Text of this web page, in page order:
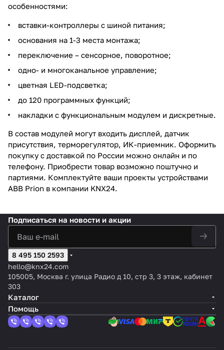
особенностями:
вставки-контроллеры с шиной питания;
основания на 1-3 места монтажа;
переключение – сенсорное, поворотное;
одно- и многоканальное управление;
цветная LED-подсветка;
до 120 программных функций;
накладки с функциональным модулем и дискретные.
В состав модулей могут входить дисплей, датчик
присутствия, терморегулятор, ИК-приемник. Оформить
покупку с доставкой по России можно онлайн и по
телефону. Приобрести товар возможно поштучно и
партиями. Комплектуйте ваши проекты устройствами
ABB Prion в компании KNX24.
Подписаться на новости и акции
8 495 150 2593
hello@knx24.com
105005, Москва г. улица Радио д 10, стр 3, 3 этаж, кабинет
303
Каталог
Помощь